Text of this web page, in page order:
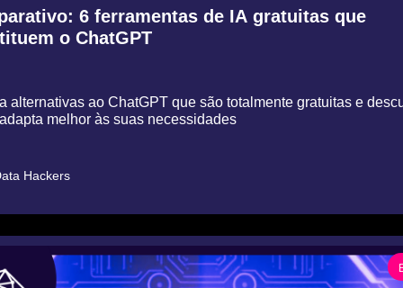
6 ferramentas de IA gratuitas que
o ChatGPT
alternativas ao ChatGPT que são totalmente gratuitas e
melhor às suas necessidades
Hackers